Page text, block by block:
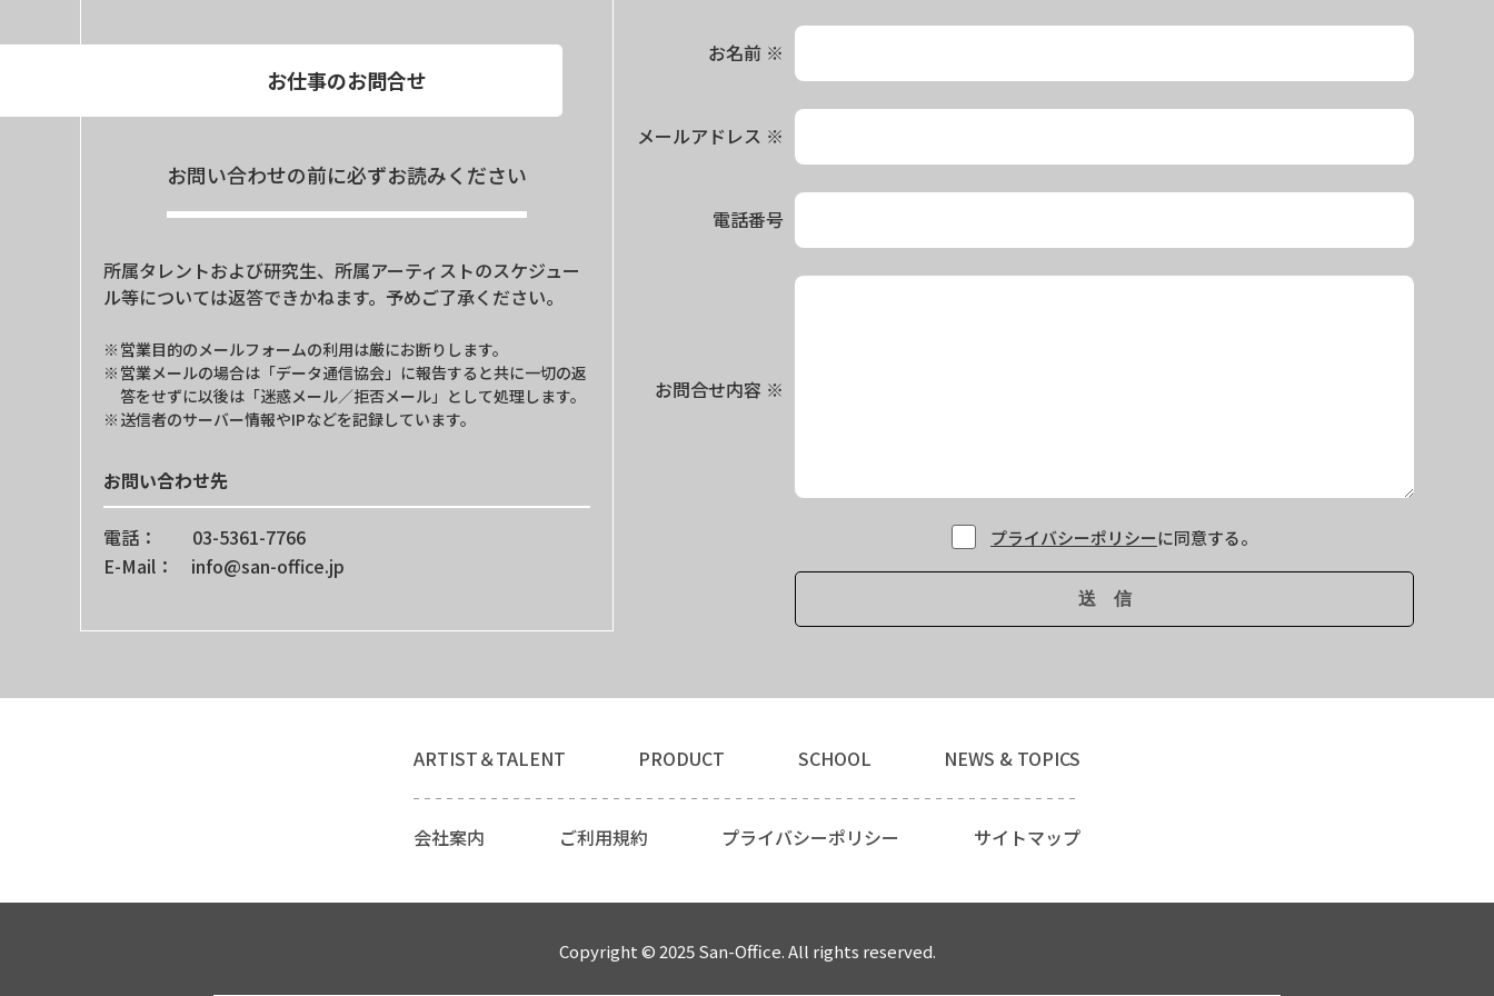
お仕事のお問合せ
お問い合わせの前に必ずお読みください
所属タレントおよび研究生、所属アーティストのスケジュー
ル等については返答できかねます。予めご了承ください。
営業目的のメールフォームの利用は厳にお断りします。
営業メールの場合は「データ通信協会」に報告すると共に一切の返
答をせずに以後は「迷惑メール／拒否メール」として処理します。
送信者のサーバー情報やIPなどを記録しています。
お問い合わせ先
電話： 03-5361-7766
E-Mail： info@san-office.jp
お名前 ※
メールアドレス ※
電話番号
お問合せ内容 ※
プライバシーポリシーに同意する。
ARTIST＆TALENT PRODUCT SCHOOL NEWS & TOPICS
会社案内 ご利用規約 プライバシーポリシー サイトマップ
Copyright © 2025 San-Office. All rights reserved.